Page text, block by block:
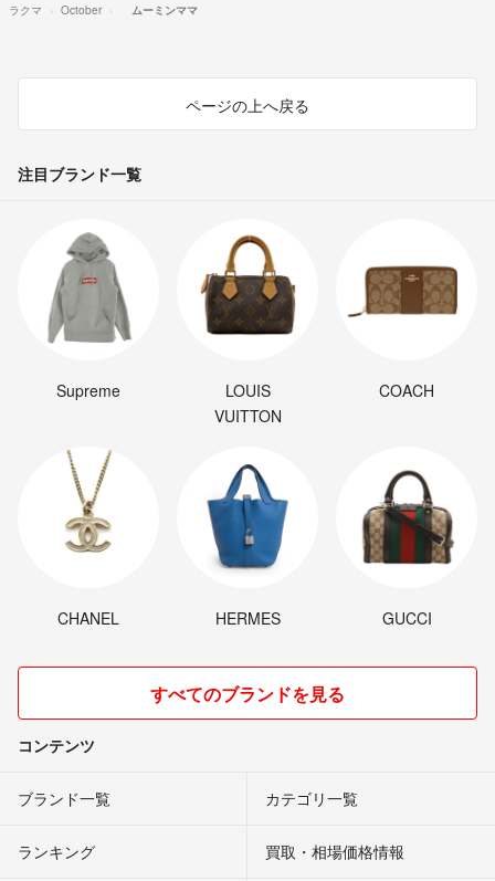
ラクマ October ムーミンママ
ページの上へ戻る
注目ブランド一覧
Supreme
LOUIS
VUITTON
COACH
CHANEL HERMES GUCCI
すべてのブランドを見る
コンテンツ
ブランド一覧 カテゴリ一覧
ランキング 買取・相場価格情報